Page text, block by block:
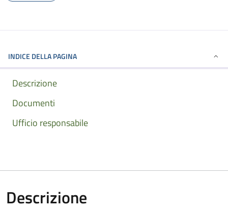
INDICE DELLA PAGINA
Descrizione
Documenti
Ufficio responsabile
Descrizione